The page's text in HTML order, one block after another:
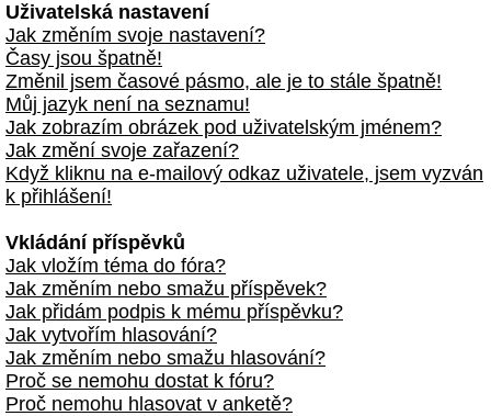
Uživatelská nastavení
Jak změním svoje nastavení?
Časy jsou špatně!
Změnil jsem časové pásmo, ale je to stále špatně!
Můj jazyk není na seznamu!
Jak zobrazím obrázek pod uživatelským jménem?
Jak změní svoje zařazení?
Když kliknu na e-mailový odkaz uživatele, jsem vyzván
k přihlášení!
Vkládání příspěvků
Jak vložím téma do fóra?
Jak změním nebo smažu příspěvek?
Jak přidám podpis k mému příspěvku?
Jak vytvořím hlasování?
Jak změním nebo smažu hlasování?
Proč se nemohu dostat k fóru?
Proč nemohu hlasovat v anketě?